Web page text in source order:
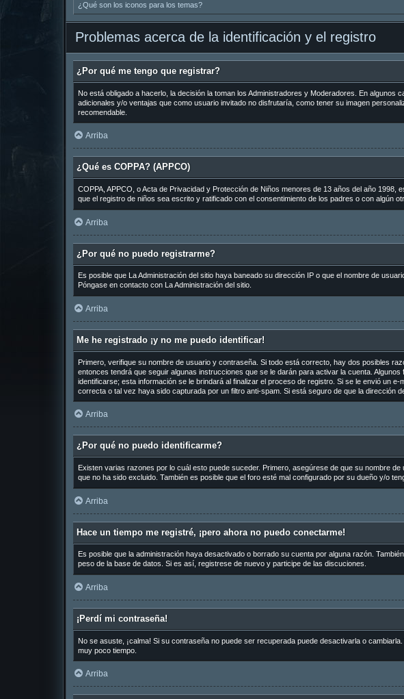
¿Qué son los iconos para los temas?
Problemas acerca de la identificación y el registro
¿Por qué me tengo que registrar?
No está obligado a hacerlo, la decisión la toman los Administradores y Moderadores. En
adicionales y/o ventajas que como usuario invitado no disfrutaría, como tener su imagen
recomendable.
Arriba
¿Qué es COPPA? (APPCO)
COPPA, APPCO, o Acta de Privacidad y Protección de Niños menores de 13 años del año
que el registro de niños sea escrito y ratificado con el consentimiento de los padres o con algún
Arriba
¿Por qué no puedo registrarme?
Es posible que La Administración del sitio haya baneado su dirección IP o que el nombre de
Póngase en contacto con La Administración del sitio.
Arriba
Me he registrado ¡y no me puedo identificar!
Primero, verifique su nombre de usuario y contraseña. Si todo está correcto, hay dos posibles
entonces tendrá que seguir algunas instrucciones que se le darán para activar la cuenta.
identificarse; esta información se le brindará al finalizar el proceso de registro. Si se le envió un
correcta o tal vez haya sido capturada por un filtro anti-spam. Si está seguro de que la dirección
Arriba
¿Por qué no puedo identificarme?
Existen varias razones por lo cuál esto puede suceder. Primero, asegúrese de que su nombre
que no ha sido excluido. También es posible que el foro esté mal configurado por su dueño y/o
Arriba
Hace un tiempo me registré, ¡pero ahora no puedo conectarme!
Es posible que la administración haya desactivado o borrado su cuenta por alguna razón.
peso de la base de datos. Si es así, registrese de nuevo y participe de las discuciones.
Arriba
¡Perdí mi contraseña!
No se asuste, ¡calma! Si su contraseña no puede ser recuperada puede desactivarla o
muy poco tiempo.
Arriba